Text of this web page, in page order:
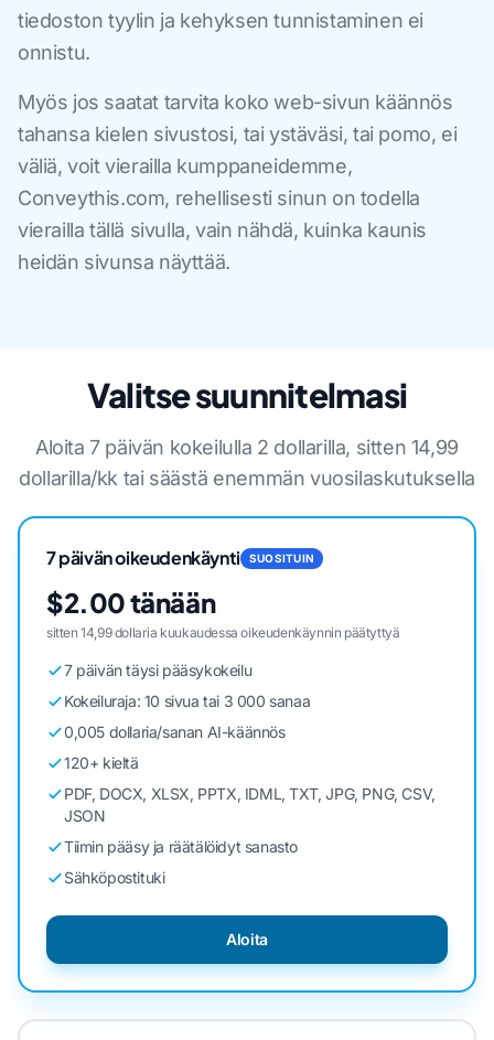
tiedoston tyylin ja kehyksen tunnistaminen ei
onnistu.
Myös jos saatat tarvita koko web-sivun käännös
tahansa kielen sivustosi, tai ystäväsi, tai pomo, ei
väliä, voit vierailla kumppaneidemme,
Conveythis.com, rehellisesti sinun on todella
vierailla tällä sivulla, vain nähdä, kuinka kaunis
heidän sivunsa näyttää.
Valitse suunnitelmasi
Aloita 7 päivän kokeilulla 2 dollarilla, sitten 14,99
dollarilla/kk tai säästä enemmän vuosilaskutuksella
7 päivän oikeudenkäynti SUOSITUIN
$2.00 tänään
sitten 14,99 dollaria kuukaudessa oikeudenkäynnin päätyttyä
7 päivän täysi pääsykokeilu
Kokeiluraja: 10 sivua tai 3 000 sanaa
0,005 dollaria/sanan AI-käännös
120+ kieltä
PDF, DOCX, XLSX, PPTX, IDML, TXT, JPG, PNG, CSV,
JSON
Tiimin pääsy ja räätälöidyt sanasto
Sähköpostituki
Aloita